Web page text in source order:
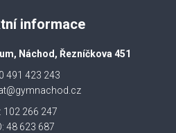
informace
Náchod, Řezníčkova 451
491 423 243
102 266 247
48 623 687